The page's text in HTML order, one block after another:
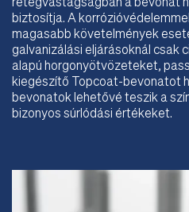
rétegvastagságban a bevonat
biztosítja. A
magasabb követelmények
galvanizálási eljárásoknál csak
alapú horgonyötvözeteket,
kiegészítő Topcoat-bevonatot
bevonatok lehetővé teszik a
bizonyos súrlódási értékeket.